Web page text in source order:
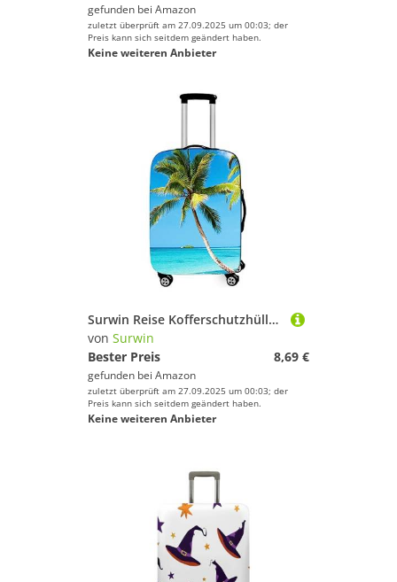
gefunden bei Amazon
zuletzt überprüft am 27.09.2025 um 00:03; der
Preis kann sich seitdem geändert haben.
Keine weiteren Anbieter
Surwin Reise Kofferschutzhülle Waschbare Reisetasche Kofferbezug Elastisch Kofferhülle Gepäck Cover Reisekoffer Hülle Schutz Bezug Schutzhülle (Strand mit blauem Himmel 2,M (22-24 Zoll))
von Surwin
Bester Preis
8,69 €
gefunden bei Amazon
zuletzt überprüft am 27.09.2025 um 00:03; der
Preis kann sich seitdem geändert haben.
Keine weiteren Anbieter